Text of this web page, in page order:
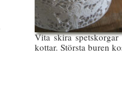
Vita skira
kottar. Största buren